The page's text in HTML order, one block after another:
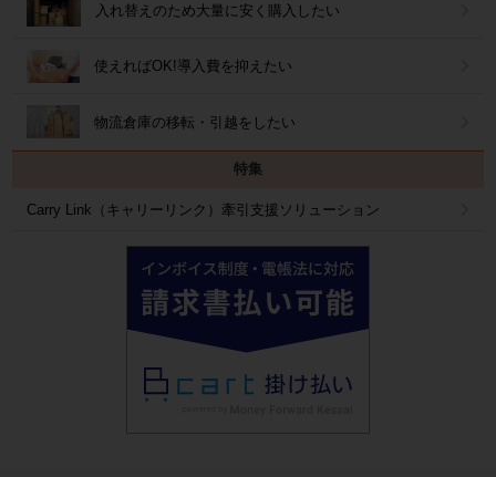
入れ替えのため大量に安く購入したい
使えればOK!導入費を抑えたい
物流倉庫の移転・引越をしたい
特集
Carry Link（キャリーリンク）牽引支援ソリューション